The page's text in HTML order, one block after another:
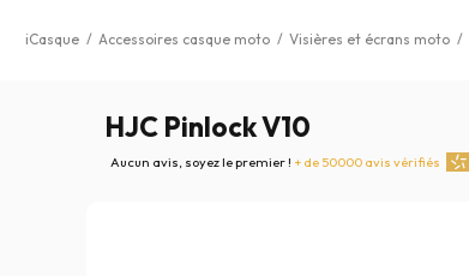
iCasque / Accessoires casque moto / Visières et écrans moto /
HJC Pinlock V10
Aucun avis, soyez le premier ! + de 50000 avis vérifiés